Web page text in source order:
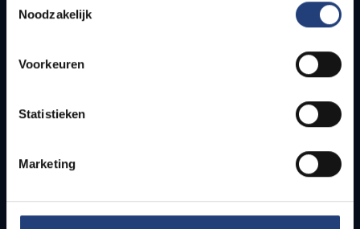
Noodzakelijk
Voorkeuren
Statistieken
Marketing
Snel naar
Bereikbaarheid